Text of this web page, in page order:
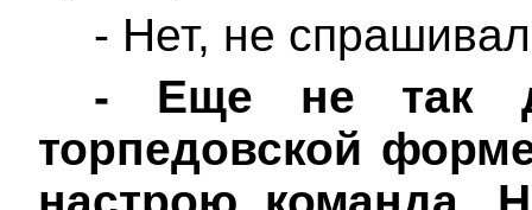
- Нет, не
-
Еще не так
торпедовской